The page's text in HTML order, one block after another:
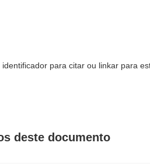
identificador para citar ou linkar para
deste documento